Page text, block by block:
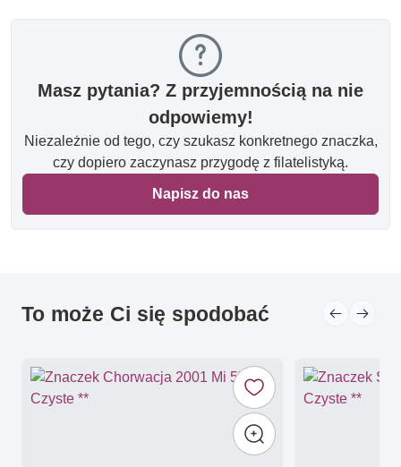
Masz pytania? Z przyjemnością na nie
odpowiemy!
Niezależnie od tego, czy szukasz konkretnego znaczka,
czy dopiero zaczynasz przygodę z filatelistyką.
Napisz do nas
To może Ci się spodobać